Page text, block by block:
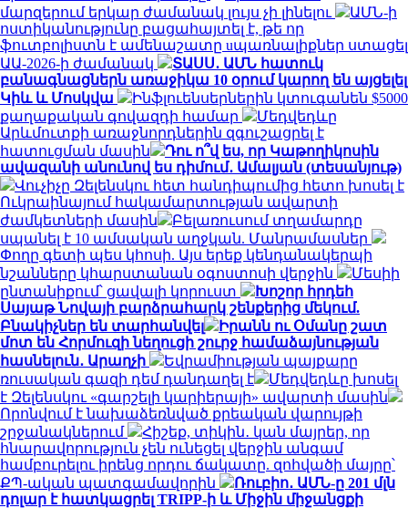
մարզերում երկար ժամանակ լույս չի լինելու
ԱՄՆ-ի
ոստիկանությունը բացահայտել է, թե որ
ֆուտբոլիստն է ամենաշատը uպառնալիքներ ստացել
ԱԱ-2026-ի ժամանակ
ՏԱՍՍ․ ԱՄՆ հատուկ
բանագնացներն առաջիկա 10 օրում կարող են այցելել
Կիև և Մոսկվա
Ինֆլուենսերներին կտուգանեն $5000
քաղաքական գովազդի համար
Մեդվեդևը
Արևմուտքի առաջնորդներին զգուշացրել է
հատուցման մասին
Դու ո՞վ ես, որ Կաթողիկոսին
ավազանի անունով ես դիմում․ Ամալյան (տեսանյութ)
Վուչիչը Զելենսկու հետ հանդիպումից հետո խոսել է
Ուկրաինայում հակամարտության ավարտի
ժամկետների մասին
Բելառուսում տղամարդը
սպանել է 10 ամսական աղջկան. Մանրամասներ
Փողը գետի պես կհոսի. Այս երեք կենդանակերպի
նշանները կհարստանան օգոստոսի վերջին
Մեսիի
ընտանիքում՝ ցավալի կորուստ
Խոշոր հրդեհ
Սայաթ Նովայի բարձրահարկ շենքերից մեկում.
Բնակիչներ են տարհանվել
Իրանն ու Օմանը շատ
մոտ են Հորմուզի նեղուցի շուրջ համաձայնության
հասնելուն․ Արաղչի
Եվրամիության պայքարը
ռուսական գազի դեմ դանդաղել է
Մեդվեդևը խոսել
է Զելենսկու «գարշելի կարիերայի» ավարտի մասին
Որոնվում է նախաձեռնված քրեական վարույթի
շրջանակներում
Հիշեք, տիկին․ կան մայրեր, որ
հնարավորություն չեն ունեցել վերջին անգամ
համբուրելու իրենց որդու ճակատը. զոհվածի մայրը՝
ՔՊ-ական պատգամավորին
Ռուբիո․ ԱՄՆ-ը 201 մլն
դոլար է հատկացրել TRIPP-ի և Միջին միջանցքի